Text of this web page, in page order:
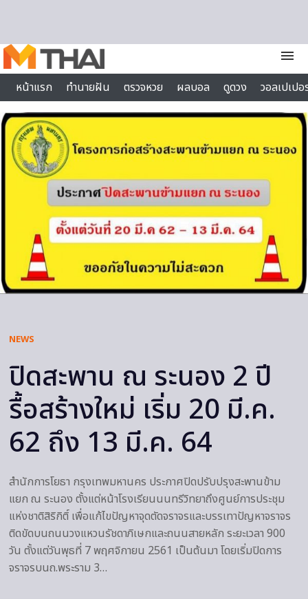
menu
หน้าแรก
ทำนายฝัน ตรวจหวย ผลบอล ดูดวง
วอลเปเป
ไลฟ์สไตล์
NEWS
ปิดสะพาน ณ ระนอง 2 ปี
รื้อสร้างใหม่ เริ่ม 20 มี.ค.
62 ถึง 13 มี.ค. 64
สำนักการโยธา กรุงเทพมหานคร ประกาศปิดปรับปรุงสะพานข้าม
แยก ณ ระนอง ตั้งแต่หน้าโรงเรียนนนทรีวิทยาถึงศูนย์การประชุม
แห่งชาติสิริกิติ์ เพื่อแก้ไขปัญหาจุดตัดจราจรและบรรเทาปัญหาจราจร
ติดขัดบนถนนวงแหวนรัชดาภิเษกและถนนสายหลัก ระยะเวลา 900
วัน ตั้งแต่วันพุธที่ 7 พฤศจิกายน 2561 เป็นต้นมา โดยเริ่มปิดการ
จราจรบนถ.พระราม 3…